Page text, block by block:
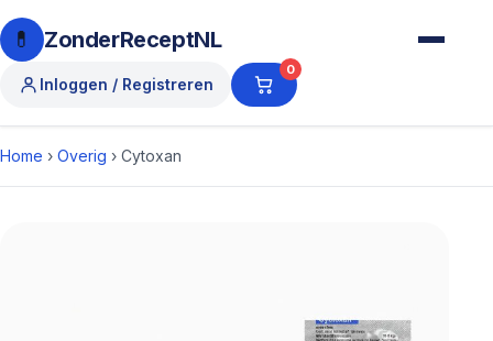
💊 ZonderReceptNL
Inloggen / Registreren
0
Home › Overig › Cytoxan